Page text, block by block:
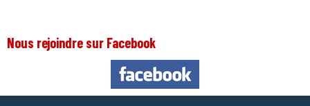
Nous rejoindre sur Facebook